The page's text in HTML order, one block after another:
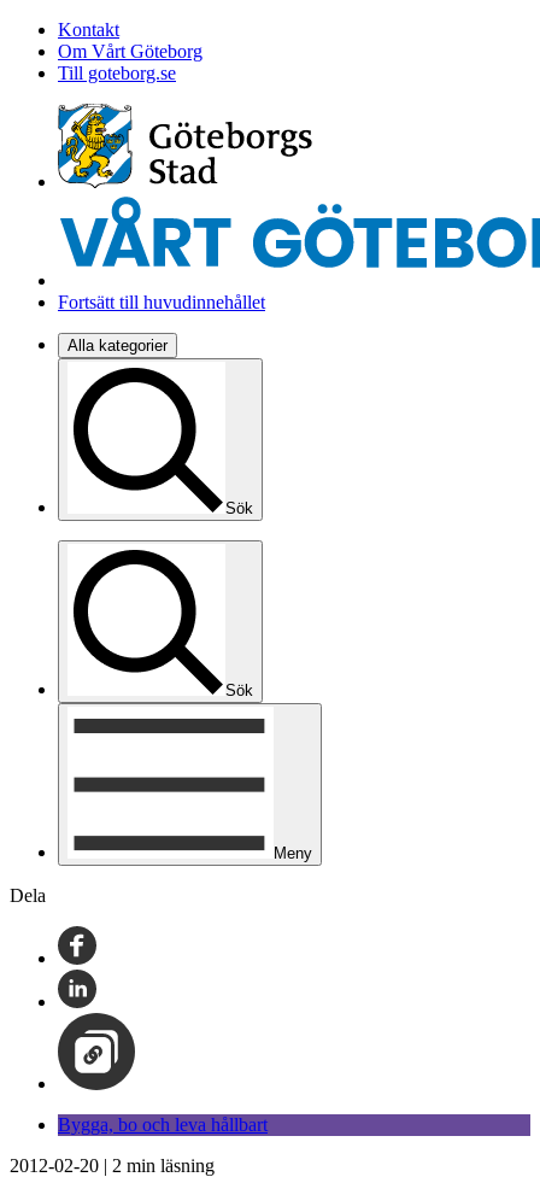
Kontakt
Om Vårt Göteborg
Till goteborg.se
Fortsätt till huvudinnehållet
Alla kategorier
Sök
Sök
Meny
Dela
Bygga, bo och leva hållbart
2012-02-20 | 2 min läsning